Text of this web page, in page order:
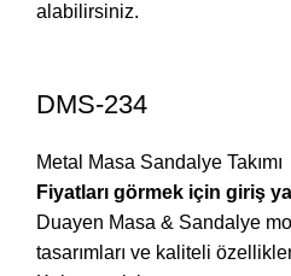
alabilirsiniz.
DMS-234
Metal Masa Sandalye Takımı
Fiyatları görmek için giriş
Duayen Masa & Sandalye
tasarımları ve kaliteli